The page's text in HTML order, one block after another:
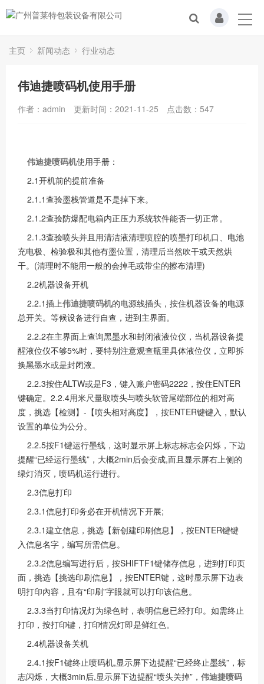
主页 新闻动态 行业动态
伟迪捷喷码机使用手册
作者：admin 更新时间：2021-11-25 点击数： 547
伟迪捷喷码机使用手册：
2.1开机前的提前准备
2.1.1查验墨栈管道是不是掉下来。
2.1.2查验防爆配电箱内正压力系统软件能否一切正常。
2.1.3查验喷头并且用清洁液清理喷腔的喷墨打印机口、电池
充电极、检验极和其他有墨位置，清理后当然吹干或天然烘
干。(清理时不能用一般的会掉毛或带尘的擦布清理)
2.2机器设备开机
2.2.1插上伟迪捷喷码机的电源线插头，按住机器设备的电源
总开关。等候设备进行自查，进到主界面。
2.2.2在主界面上查询黑墨水和封闭液液位仪，当机器设备提
醒液位仪不够5%时，要特别注意观查瓶里具体液位仪，立即拆
换黑墨水或是封闭液。
2.2.3按住ALTW或是F3，键入账户密码2222，按住ENTER
键确定。2.2.4用米尺量取喷头与喷头软管尾端部位的相对高
度，挑选【检测】-【喷头相对高度】，按ENTER键键入，默认
设置的单位为公分。
2.2.5按F1键运行墨线，这时显示屏上标志标志会闪烁，下边
提醒“已经运行墨线”，大概2min后会变成,而且显示屏右上侧的
绿灯消灭，喷码机运行进行。
2.3信息打印
2.3.1信息打印务必在开机情况下开展;
2.3.1建立信息，挑选【新创建印刷信息】，按ENTER键键
入信息名字，编写所需信息。
2.3.2信息编写进行后，按SHIFTF1键储存信息，进到打印页
面，挑选【挑选印刷信息】，按ENTER键，这时显示屏下边表
明打印內容，且有“印刷”字眼就可以打印该信息。
2.3.3当打印情况灯为绿色时，表明信息已经打印。如需终止
打印，按打印键，打印情况灯即是鲜红色。
2.4机器设备关机
2.4.1按F1键终止喷码机,显示屏下边提醒“已经终止墨线”，标
志闪烁，大概3min后,显示屏下边提醒“喷头关掉”， 伟迪捷喷码